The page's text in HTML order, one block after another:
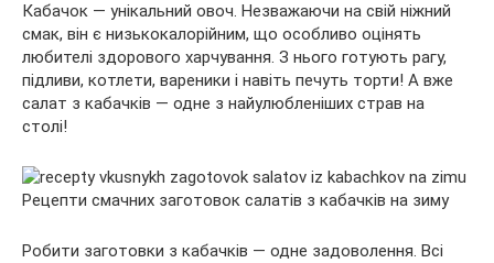
Кабачок — унікальний овоч. Незважаючи на свій ніжний
смак, він є низькокалорійним, що особливо оцінять
любителі здорового харчування. З нього готують рагу,
підливи, котлети, вареники і навіть печуть торти! А вже
салат з кабачків — одне з найулюбленіших страв на
столі!
Робити заготовки з кабачків — одне задоволення. Всі